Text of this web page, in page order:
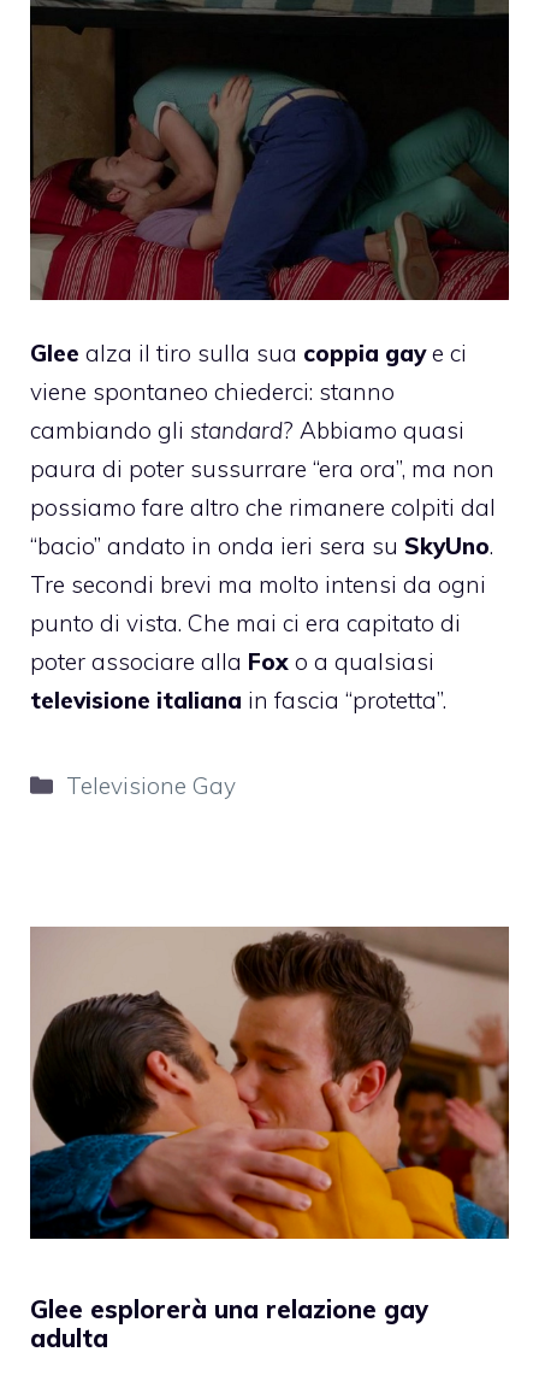
Glee alza il tiro sulla sua coppia gaye ci
viene spontaneo chiederci: stanno
cambiando gli standard? Abbiamo quasi
paura di poter sussurrare “era ora”, ma non
possiamo fare altro che rimanere colpiti dal
“bacio” andato in onda ieri sera su SkyUno.
Tre secondi brevi ma molto intensi da ogni
punto di vista. Che mai ci era capitato di
poter associare alla Fox o a qualsiasi
televisione italiana in fascia “protetta”.
Categorie
Televisione Gay
Glee esplorerà una relazione gay
adulta